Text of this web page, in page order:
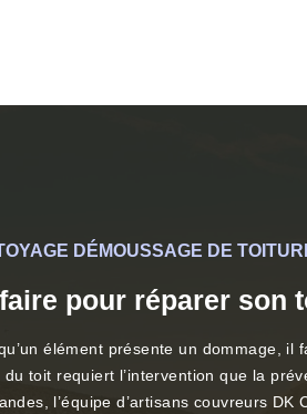
DÉMOUSSAGE DE
pour réparer son
élément présente un dommage,
toit requiert l’intervention que la
l’équipe d’artisans couvreurs